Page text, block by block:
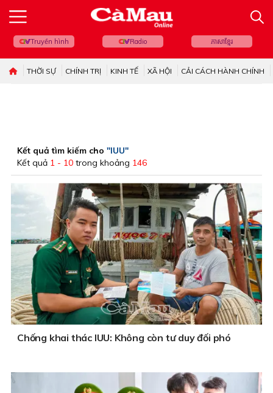
Truyền hình Radio ភាសាខ្មែរ
THỜI SỰ CHÍNH TRỊ KINH TẾ XÃ HỘI CẢI CÁCH HÀNH CHÍNH
Kết quả tìm kiếm cho "IUU"
Kết quả 1 - 10 trong khoảng 146
Chống khai thác IUU: Không còn tư duy đối phó